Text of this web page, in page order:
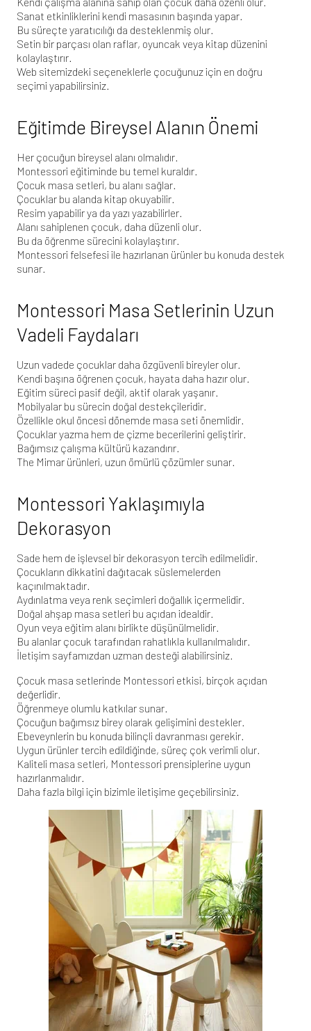
Sanat etkinliklerini kendi masasının başında yapar.
Bu süreçte yaratıcılığı da desteklenmiş olur.
Setin bir parçası olan raflar, oyuncak veya kitap düzenini
kolaylaştırır.
Web sitemizdeki seçeneklerle çocuğunuz için en doğru
seçimi yapabilirsiniz.
Eğitimde Bireysel Alanın Önemi
Her çocuğun bireysel alanı olmalıdır.
Montessori eğitiminde bu temel kuraldır.
Çocuk masa setleri, bu alanı sağlar.
Çocuklar bu alanda kitap okuyabilir.
Resim yapabilir ya da yazı yazabilirler.
Alanı sahiplenen çocuk, daha düzenli olur.
Bu da öğrenme sürecini kolaylaştırır.
Montessori felsefesi ile hazırlanan ürünler bu konuda destek
sunar.
Montessori Masa Setlerinin Uzun
Vadeli Faydaları
Uzun vadede çocuklar daha özgüvenli bireyler olur.
Kendi başına öğrenen çocuk, hayata daha hazır olur.
Eğitim süreci pasif değil, aktif olarak yaşanır.
Mobilyalar bu sürecin doğal destekçileridir.
Özellikle okul öncesi dönemde masa seti önemlidir.
Çocuklar yazma hem de çizme becerilerini geliştirir.
Bağımsız çalışma kültürü kazandırır.
The Mimar ürünleri, uzun ömürlü çözümler sunar.
Montessori Yaklaşımıyla
Dekorasyon
Sade hem de işlevsel bir dekorasyon tercih edilmelidir.
Çocukların dikkatini dağıtacak süslemelerden
kaçınılmaktadır.
Aydınlatma veya renk seçimleri doğallık içermelidir.
Doğal ahşap masa setleri bu açıdan idealdir.
Oyun veya eğitim alanı birlikte düşünülmelidir.
Bu alanlar çocuk tarafından rahatlıkla kullanılmalıdır.
İletişim sayfamızdan uzman desteği alabilirsiniz.
Çocuk masa setlerinde Montessori etkisi, birçok açıdan
değerlidir.
Öğrenmeye olumlu katkılar sunar.
Çocuğun bağımsız birey olarak gelişimini destekler.
Ebeveynlerin bu konuda bilinçli davranması gerekir.
Uygun ürünler tercih edildiğinde, süreç çok verimli olur.
Kaliteli masa setleri, Montessori prensiplerine uygun
hazırlanmalıdır.
Daha fazla bilgi için bizimle iletişime geçebilirsiniz.